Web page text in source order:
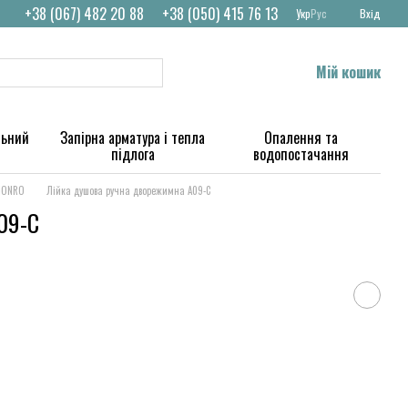
+38 (067) 482 20 88 +38 (050) 415 76 13 УкрРус Вхід
Мій кошик
Запірна арматура і тепла
підлога
Опалення та
водопостачання
Лійка душова ручна дворежимна А09-С
С